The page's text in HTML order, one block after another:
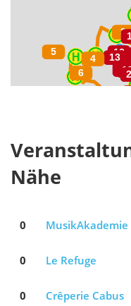
Nähe
0 MusikAkademie
0 Le Refuge
0 Crêperie Cabus